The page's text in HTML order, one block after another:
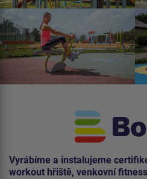
Vyrábíme a instalujeme
workout hřiště, venkovní